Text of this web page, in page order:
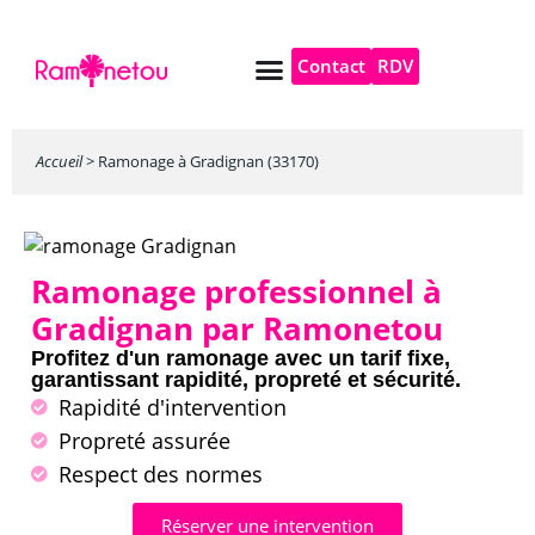
Contact RDV
Accueil> Ramonage à Gradignan (33170)
Ramonage professionnel à
Gradignan par Ramonetou
Profitez d'un ramonage avec un tarif fixe,
garantissant rapidité, propreté et sécurité.
Rapidité d'intervention
Propreté assurée
Respect des normes
Réserver une intervention